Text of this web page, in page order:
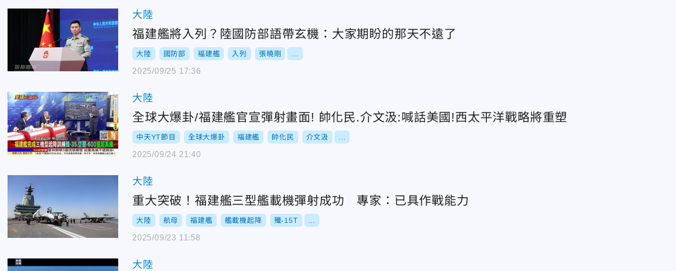
大陸
福建艦將入列？陸國防部語帶玄機：大家期盼的那天不遠了
大陸 國防部 福建艦 入列 張曉剛
2025/09/25 17:36
大陸
全球大爆卦/福建艦官宣彈射畫面! 帥化民.介文汲:喊話美國!西太平洋戰略將重塑
中天YT節目 全球大爆卦 福建艦 帥化民 介文汲
2025/09/24 21:40
大陸
重大突破！福建艦三型艦載機彈射成功 專家：已具作戰能力
大陸 航母 福建艦 艦載機起降 殲-15T
2025/09/23 11:58
大陸